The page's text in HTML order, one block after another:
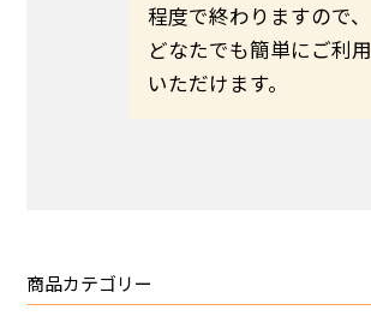
程度で終わりますので、
どなたでも簡単にご利用
いただけます。
商品カテゴリー